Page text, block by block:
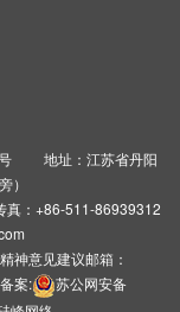
地址：江苏省丹阳
）
+86-511-86939312
神意见建议邮箱：
案:
苏公网安备